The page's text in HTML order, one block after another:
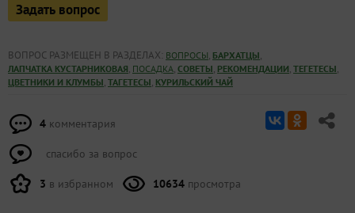
Задать вопрос
ВОПРОС РАЗМЕЩЕН В РАЗДЕЛАХ: ВОПРОСЫ, БАРХАТЦЫ,
ЛАПЧАТКА КУСТАРНИКОВАЯ, ПОСАДКА, СОВЕТЫ, РЕКОМЕНДАЦИИ, ТЕГЕТЕСЫ,
ЦВЕТНИКИ И КЛУМБЫ, ТАГЕТЕСЫ, КУРИЛЬСКИЙ ЧАЙ
4 комментария
спасибо за вопрос
3 в избранном 10634 просмотра